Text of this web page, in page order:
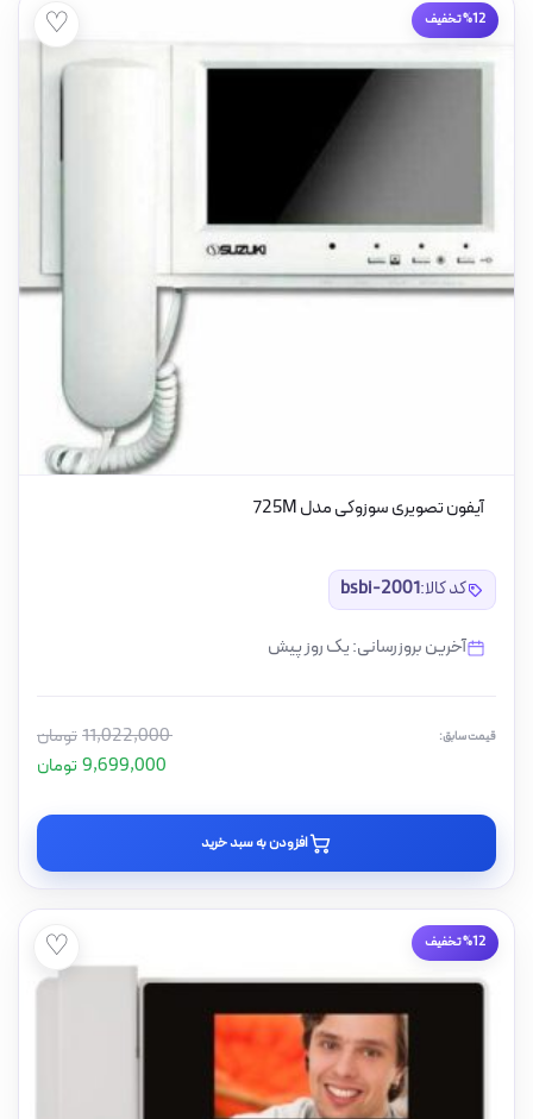
%12 تخفیف ♡
آیفون تصویری سوزوکی مدل 725M
کد کالا:bsbi-2001
آخرین بروزرسانی: یک روز پیش
قیمت سابق: تومان
11,022,000
تومان
افزودن به سبد خرید
%12 تخفیف ♡